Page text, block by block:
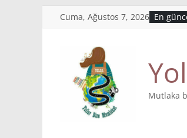
Cuma, Ağustos 7, 2026 En
Mutlaka